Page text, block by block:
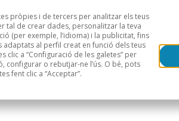
Àrees geogràfiques
pròpies i de tercers per analitzar els teus
tal de crear dades, personalitzar la teva
(per exemple, l’idioma) i la publicitat, fins
adaptats al perfil creat en funció dels teus
clic a “Configuració de les galetes” per
configurar o rebutjar-ne l’ús. O bé, pots
fent clic a “Acceptar”.